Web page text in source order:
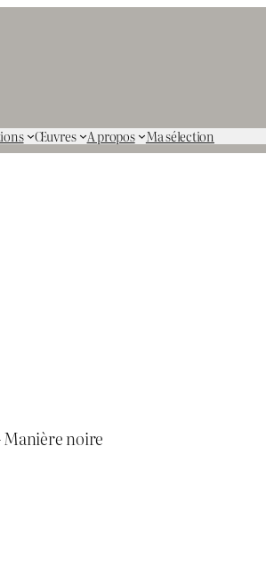
Œuvres A propos Ma sélection
Manière noire